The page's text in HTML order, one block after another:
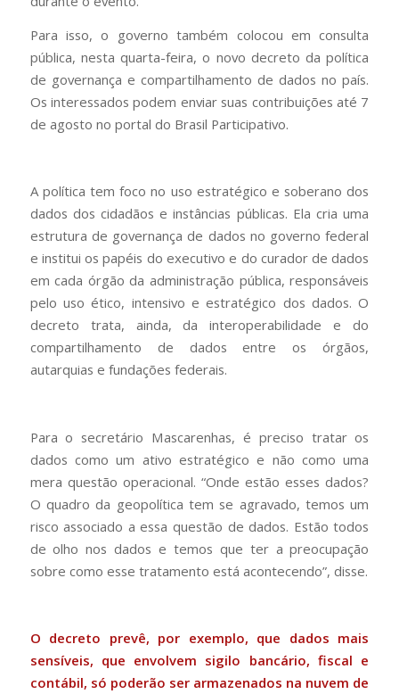
Para isso, o governo também colocou em consulta
pública, nesta quarta-feira, o novo decreto da política
de governança e compartilhamento de dados no país.
Os interessados podem enviar suas contribuições até 7
de agosto no portal do Brasil Participativo.
A política tem foco no uso estratégico e soberano dos
dados dos cidadãos e instâncias públicas. Ela cria uma
estrutura de governança de dados no governo federal
e institui os papéis do executivo e do curador de dados
em cada órgão da administração pública, responsáveis
pelo uso ético, intensivo e estratégico dos dados. O
decreto trata, ainda, da interoperabilidade e do
compartilhamento de dados entre os órgãos,
autarquias e fundações federais.
Para o secretário Mascarenhas, é preciso tratar os
dados como um ativo estratégico e não como uma
mera questão operacional. “Onde estão esses dados?
O quadro da geopolítica tem se agravado, temos um
risco associado a essa questão de dados. Estão todos
de olho nos dados e temos que ter a preocupação
sobre como esse tratamento está acontecendo”, disse.
O decreto prevê, por exemplo, que dados mais
sensíveis, que envolvem sigilo bancário, fiscal e
contábil, só poderão ser armazenados na nuvem de